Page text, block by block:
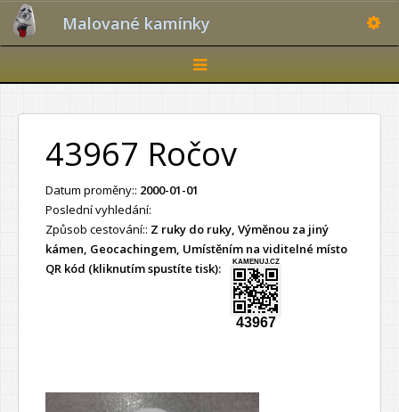
Malované kamínky
Toggle
navigation
43967 Ročov
Datum proměny:: 2000-01-01
Poslední vyhledání:
Způsob cestování:: Z ruky do ruky, Výměnou za jiný
kámen, Geocachingem, Umístěním na viditelné místo
QR kód (kliknutím spustíte tisk):
KAMENUJ.CZ
43967